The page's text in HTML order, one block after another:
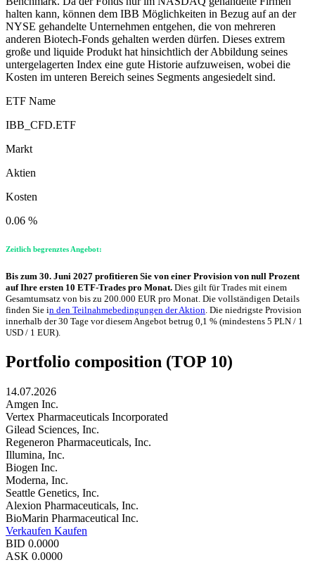
halten kann, können dem IBB Möglichkeiten in Bezug auf an der
NYSE gehandelte Unternehmen entgehen, die von mehreren
anderen Biotech-Fonds gehalten werden dürfen. Dieses extrem
große und liquide Produkt hat hinsichtlich der Abbildung seines
untergelagerten Index eine gute Historie aufzuweisen, wobei die
Kosten im unteren Bereich seines Segments angesiedelt sind.
ETF Name
IBB_CFD.ETF
Markt
Aktien
Kosten
0.06 %
Zeitlich begrenztes Angebot:
Bis zum 30. Juni 2027 profitieren Sie von einer Provision von null Prozent
auf Ihre ersten 10 ETF-Trades pro Monat. Dies gilt für Trades mit einem
Gesamtumsatz von bis zu 200.000 EUR pro Monat. Die vollständigen Details
finden Sie in den Teilnahmebedingungen der Aktion. Die niedrigste Provision
innerhalb der 30 Tage vor diesem Angebot betrug 0,1 % (mindestens 5 PLN / 1
USD / 1 EUR).
Portfolio composition (TOP 10)
14.07.2026
Amgen Inc.
Vertex Pharmaceuticals Incorporated
Gilead Sciences, Inc.
Regeneron Pharmaceuticals, Inc.
Illumina, Inc.
Biogen Inc.
Moderna, Inc.
Seattle Genetics, Inc.
Alexion Pharmaceuticals, Inc.
BioMarin Pharmaceutical Inc.
Verkaufen Kaufen
BID 0.0000
ASK 0.0000